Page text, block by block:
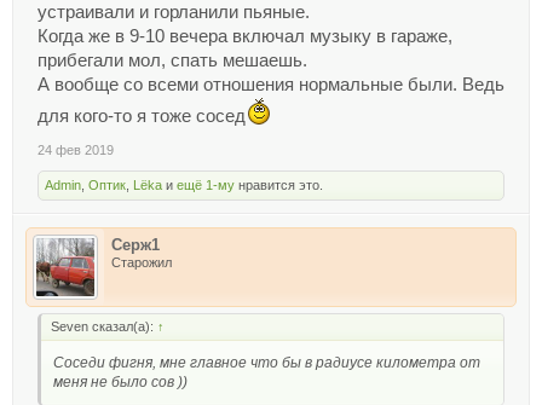
устраивали и горланили пьяные.
Когда же в 9-10 вечера включал музыку в гараже,
прибегали мол, спать мешаешь.
А вообще со всеми отношения нормальные были. Ведь
для кого-то я тоже сосед
24 фев 2019
Admin Оптик Lёka и ещё 1-му нравится это.
Серж1
Старожил
Seven сказал(а): ↑
Соседи фигня, мне главное что бы в радиусе километра от
меня не было сов ))